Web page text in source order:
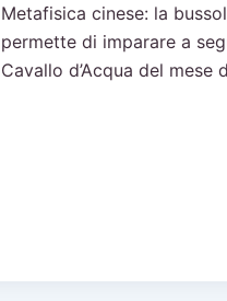
Metafisica cinese: la
permette di imparare a
Cavallo d’Acqua del mese